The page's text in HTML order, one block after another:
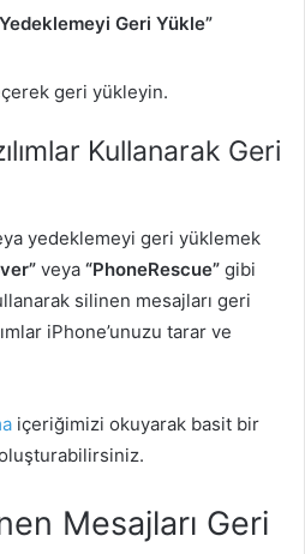
Geri Yükle”
geri yükleyin.
Kullanarak Geri
yedeklemeyi geri yüklemek
veya “PhoneRescue” gibi
silinen mesajları geri
iPhone’unuzu tarar ve
içeriğimizi okuyarak basit bir
Mesajları Geri